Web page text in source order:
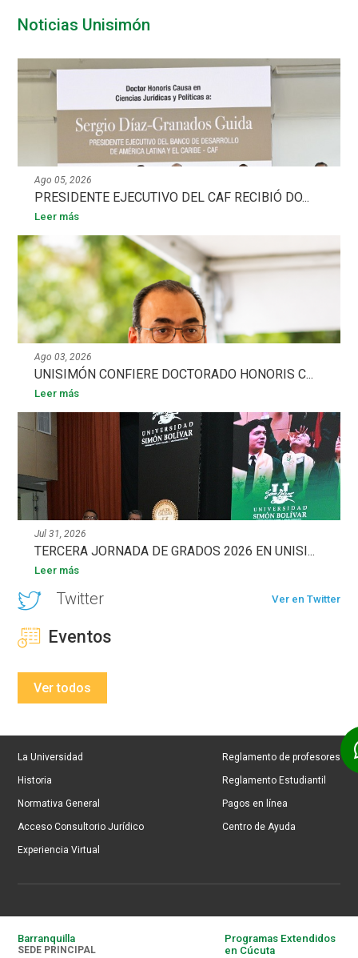
Noticias Unisimón
Ago 05, 2026
PRESIDENTE EJECUTIVO DEL CAF RECIBIÓ DO...
Leer más
Ago 03, 2026
UNISIMÓN CONFIERE DOCTORADO HONORIS C...
Leer más
Jul 31, 2026
TERCERA JORNADA DE GRADOS 2026 EN UNISI...
Leer más
Twitter Ver en Twitter
Eventos
Ver todos
La Universidad
Historia
Normativa General
Acceso Consultorio Jurídico
Experiencia Virtual
Reglamento de profesores
Reglamento Estudiantil
Pagos en línea
Centro de Ayuda
Barranquilla
SEDE PRINCIPAL
Programas Extendidos
en Cúcuta